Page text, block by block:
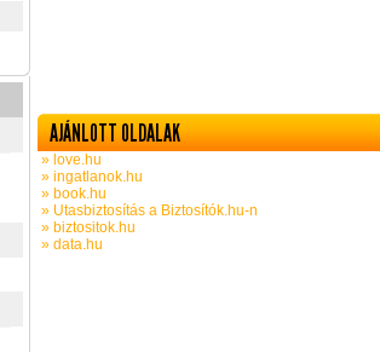
AJÁNLOTT OLDALAK
» love.hu
» ingatlanok.hu
» book.hu
» Utasbiztosítás a Biztosítók.hu-n
» biztositok.hu
» data.hu